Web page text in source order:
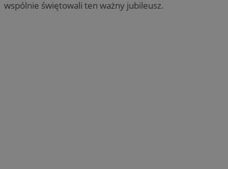
wspólnie świętowali ten ważny jubileusz.